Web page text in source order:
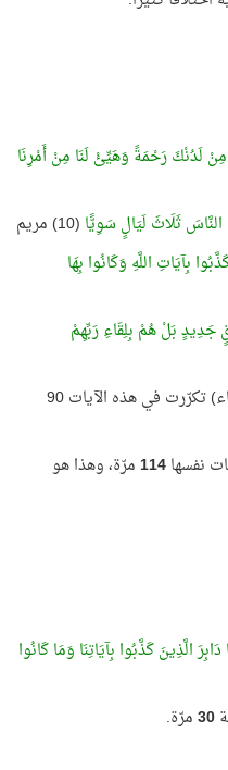
مِنْ لَدُنْكَ رَحْمَةً وَهَيِّئْ لَنَا مِنْ أَمْرِنَا
ثَلَاثَ لَيَالٍ سَوِيًّا (10) مريم
بِآيَاتِ اللَّهِ وَكَانُوا بِهَا
جَدِيدٍ بَلْ هُمْ بِلِقَاءِ رَبِّهِمْ
أحرف الجلال الثلاثة (الألف واللّام والهاء) تكرّرت في هذه الآيات 90
نفسها114مرّة، وهذا هو
الَّذِينَ كَذَّبُوا بِآيَاتِنَا وَمَا كَانُوا
30مرّة.